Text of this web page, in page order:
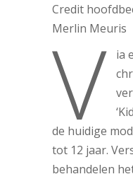
Credit
Merlin Meuris
V
ia
de huidige
tot 12 jaar.
behandelen